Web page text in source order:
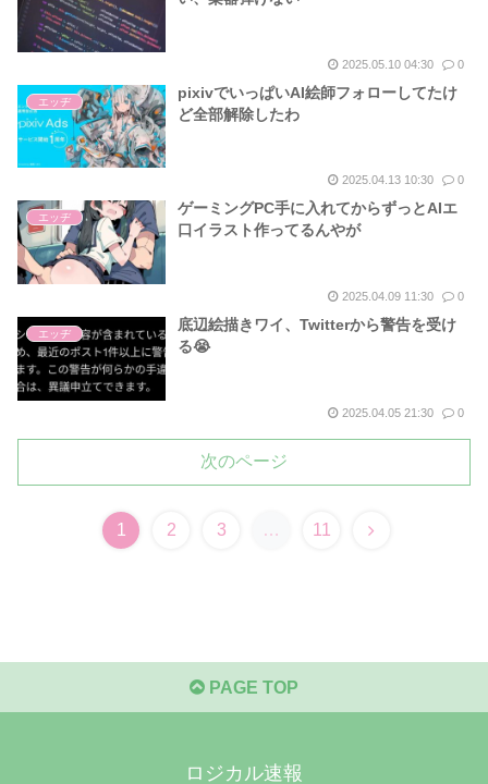
2025.05.10 04:30 0
エッヂ
pixivでいっぱいAI絵師フォローしてたけ
ど全部解除したわ
2025.04.13 10:30 0
エッヂ
ゲーミングPC手に入れてからずっとAIエ
口イラスト作ってるんやが
2025.04.09 11:30 0
エッヂ
底辺絵描きワイ、Twitterから警告を受け
る😭
2025.04.05 21:30 0
次のページ
1 2 3 … 11
次
PAGE TOP
ロジカル速報